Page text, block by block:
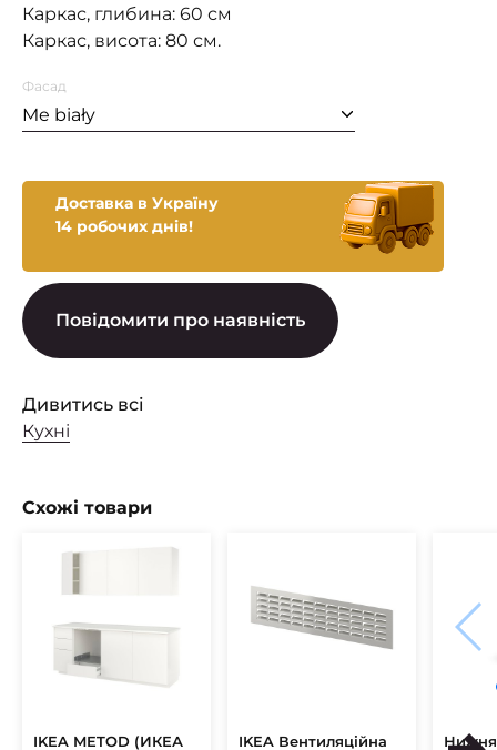
Каркас, глибина: 60 см
Каркас, висота: 80 см.
Фасад
Me biały
Доставка в Україну
14 робочих днів!
Повідомити про наявність
Дивитись всі
Кухні
Схожі товари
IKEA METOD (ИКЕА
IKEA Вентиляційна